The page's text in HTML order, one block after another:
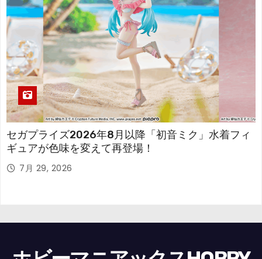
セガプライズ2026年8月以降「初音ミク」水着フィ
ギュアが色味を変えて再登場！
7月 29, 2026